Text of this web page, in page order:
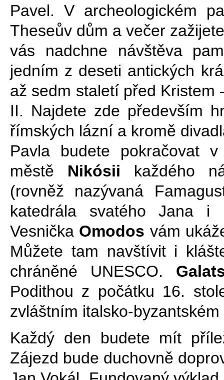
Pavel. V archeologickém
Theseův dům a večer
vás nadchne návštěva
jedním z deseti antických
až sedm staletí před Kristem
II. Najdete zde především
římských lázní a kromě
Pavla budete pokračovat
městě Nikósii každého
(rovněž nazývaná
katedrála svatého Jana i
Vesnička Omodos vám
Můžete tam navštívit i
chráněné UNESCO.
Podithou z počátku 16.
zvláštním italsko-byzantském
Každý den budete mít
Zájezd bude duchovně